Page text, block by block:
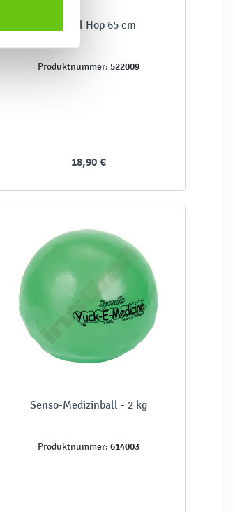
Hüpfball Hop 65 cm
Produktnummer: 522009
18,90 €
Senso-Medizinball - 2 kg
Produktnummer: 614003